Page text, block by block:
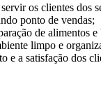
os clientes dos
ponto de vendas;
de alimentos e
limpo e
e a satisfação dos